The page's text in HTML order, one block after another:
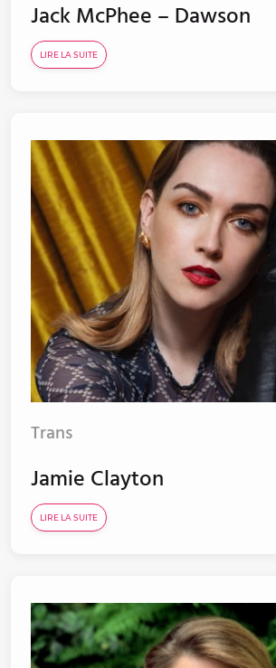
Jack McPhee – Dawson
LIRE LA SUITE
Trans
Jamie Clayton
LIRE LA SUITE